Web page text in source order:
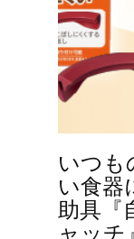
いつも
い食器
助具『
ャッチ